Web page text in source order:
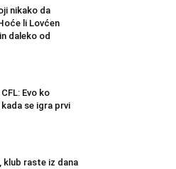
nikako da
li Lovćen
daleko od
Evo ko
se igra prvi
klub raste iz dana